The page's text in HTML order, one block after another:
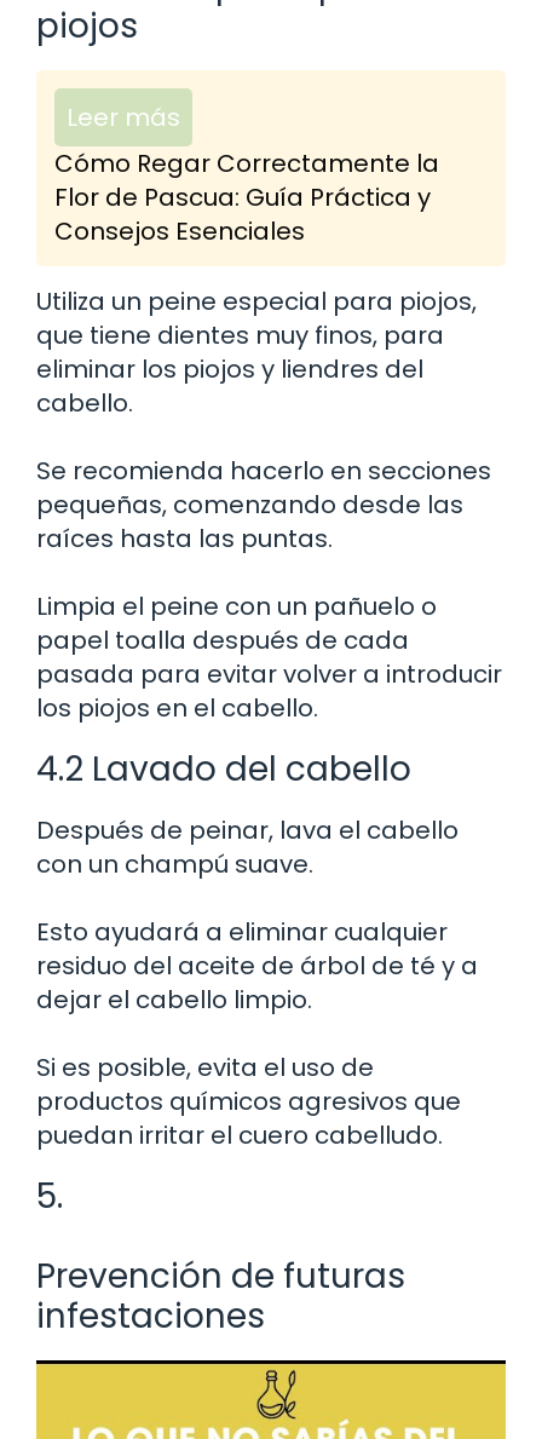
piojos
Leer más
Cómo Regar Correctamente la
Flor de Pascua: Guía Práctica y
Consejos Esenciales
Utiliza un peine especial para piojos,
que tiene dientes muy finos, para
eliminar los piojos y liendres del
cabello.
Se recomienda hacerlo en secciones
pequeñas, comenzando desde las
raíces hasta las puntas.
Limpia el peine con un pañuelo o
papel toalla después de cada
pasada para evitar volver a introducir
los piojos en el cabello.
4.2 Lavado del cabello
Después de peinar, lava el cabello
con un champú suave.
Esto ayudará a eliminar cualquier
residuo del aceite de árbol de té y a
dejar el cabello limpio.
Si es posible, evita el uso de
productos químicos agresivos que
puedan irritar el cuero cabelludo.
5.
Prevención de futuras
infestaciones